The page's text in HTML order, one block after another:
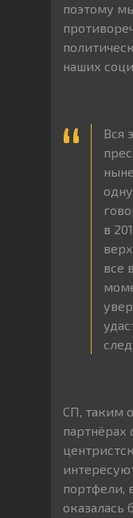
поэтому
наших
Вся
в
все
СП, таким
партнёрах
портфели,
оказалась